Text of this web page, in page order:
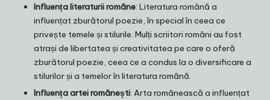
Influența literaturii române: Literatura română a
influențat zburătorul poezie, în special în ceea ce
privește temele și stilurile. Mulți scriitori români au fost
atrași de libertatea și creativitatea pe care o oferă
zburătorul poezie, ceea ce a condus la o diversificare a
stilurilor și a temelor în literatura română.
Influența artei românești: Arta românească a influențat